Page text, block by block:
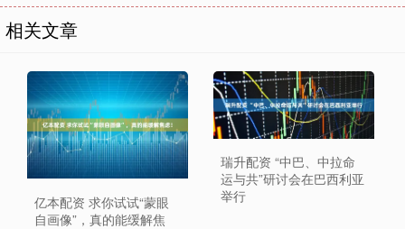
相关文章
亿本配资 求你试试“蒙眼
自画像”，真的能缓解焦
瑞升配资 “中巴、中拉命
运与共”研讨会在巴西利亚
举行